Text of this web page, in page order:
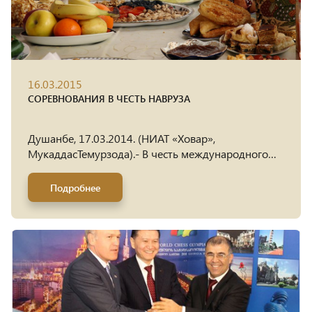
16.03.2015
СОРЕВНОВАНИЯ В ЧЕСТЬ НАВРУЗА
Душанбе, 17.03.2014. (НИАТ «Ховар»,
МукаддасТемурзода).- В честь международного
14 марта в городе Кулябе состоялись соревнования
по шашкам и шахматам среди женщин и мужчин. В
победители ГБАО, Согдийской и Хатлонской
областях, Бадахшана, регионы Рашта, Куляба, и
города Душанбе. Как сообщает МВД РТ,
обладателем первого места в игре по шашкам
стали представитель г. Душанбе
ТоджиддинМахмадшарипов, второе место занял
Подробнее